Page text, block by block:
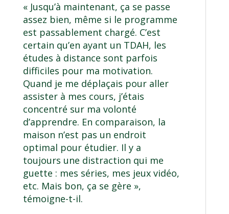
« Jusqu’à maintenant, ça se passe
assez bien, même si le programme
est passablement chargé. C’est
certain qu’en ayant un TDAH, les
études à distance sont parfois
difficiles pour ma motivation.
Quand je me déplaçais pour aller
assister à mes cours, j’étais
concentré sur ma volonté
d’apprendre. En comparaison, la
maison n’est pas un endroit
optimal pour étudier. Il y a
toujours une distraction qui me
guette : mes séries, mes jeux vidéo,
etc. Mais bon, ça se gère »,
témoigne-t-il.